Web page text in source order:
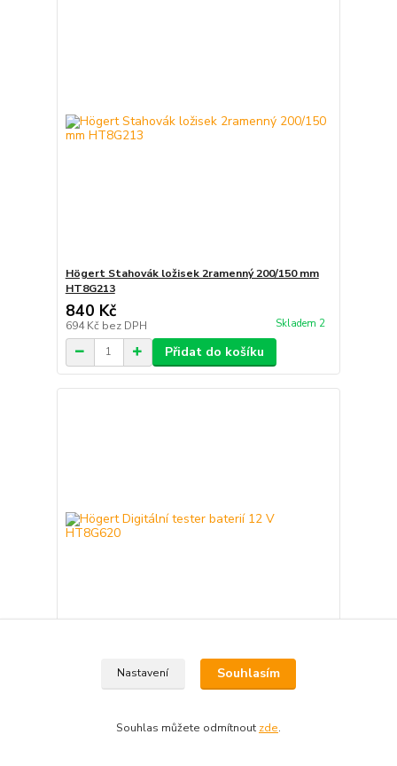
Högert Stahovák ložisek 2ramenný 200/150 mm
HT8G213
840 Kč
694 Kč bez DPH Skladem 2
Přidat do košíku
Högert Digitální tester baterií 12 V HT8G620
860 Kč
Přidat do košíku
Nastavení Souhlasím
Souhlas můžete odmítnout zde.